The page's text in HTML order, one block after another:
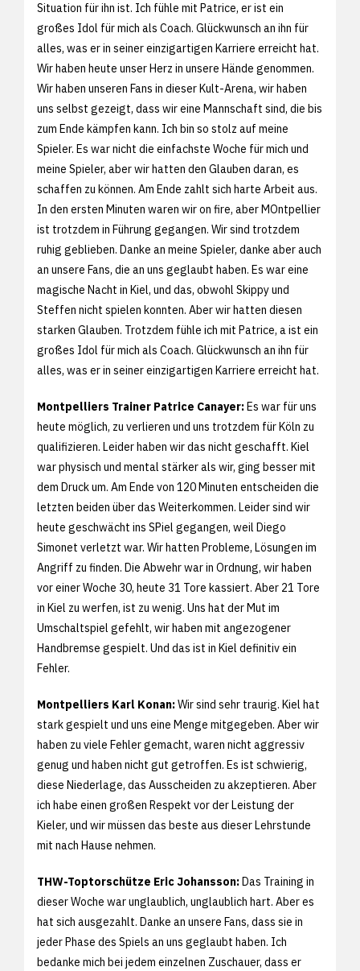
Situation für ihn ist. Ich fühle mit Patrice, er ist ein
großes Idol für mich als Coach. Glückwunsch an ihn für
alles, was er in seiner einzigartigen Karriere erreicht hat.
Wir haben heute unser Herz in unsere Hände genommen.
Wir haben unseren Fans in dieser Kult-Arena, wir haben
uns selbst gezeigt, dass wir eine Mannschaft sind, die bis
zum Ende kämpfen kann. Ich bin so stolz auf meine
Spieler. Es war nicht die einfachste Woche für mich und
meine Spieler, aber wir hatten den Glauben daran, es
schaffen zu können. Am Ende zahlt sich harte Arbeit aus.
In den ersten Minuten waren wir on fire, aber MOntpellier
ist trotzdem in Führung gegangen. Wir sind trotzdem
ruhig geblieben. Danke an meine Spieler, danke aber auch
an unsere Fans, die an uns geglaubt haben. Es war eine
magische Nacht in Kiel, und das, obwohl Skippy und
Steffen nicht spielen konnten. Aber wir hatten diesen
starken Glauben. Trotzdem fühle ich mit Patrice, a ist ein
großes Idol für mich als Coach. Glückwunsch an ihn für
alles, was er in seiner einzigartigen Karriere erreicht hat.
Montpelliers Trainer Patrice Canayer: Es war für uns
heute möglich, zu verlieren und uns trotzdem für Köln zu
qualifizieren. Leider haben wir das nicht geschafft. Kiel
war physisch und mental stärker als wir, ging besser mit
dem Druck um. Am Ende von 120 Minuten entscheiden die
letzten beiden über das Weiterkommen. Leider sind wir
heute geschwächt ins SPiel gegangen, weil Diego
Simonet verletzt war. Wir hatten Probleme, Lösungen im
Angriff zu finden. Die Abwehr war in Ordnung, wir haben
vor einer Woche 30, heute 31 Tore kassiert. Aber 21 Tore
in Kiel zu werfen, ist zu wenig. Uns hat der Mut im
Umschaltspiel gefehlt, wir haben mit angezogener
Handbremse gespielt. Und das ist in Kiel definitiv ein
Fehler.
Montpelliers Karl Konan:Wir sind sehr traurig. Kiel hat
stark gespielt und uns eine Menge mitgegeben. Aber wir
haben zu viele Fehler gemacht, waren nicht aggressiv
genug und haben nicht gut getroffen. Es ist schwierig,
diese Niederlage, das Ausscheiden zu akzeptieren. Aber
ich habe einen großen Respekt vor der Leistung der
Kieler, und wir müssen das beste aus dieser Lehrstunde
mit nach Hause nehmen.
THW-Toptorschütze Eric Johansson: Das Training in
dieser Woche war unglaublich, unglaublich hart. Aber es
hat sich ausgezahlt. Danke an unsere Fans, dass sie in
jeder Phase des Spiels an uns geglaubt haben. Ich
bedanke mich bei jedem einzelnen Zuschauer, dass er